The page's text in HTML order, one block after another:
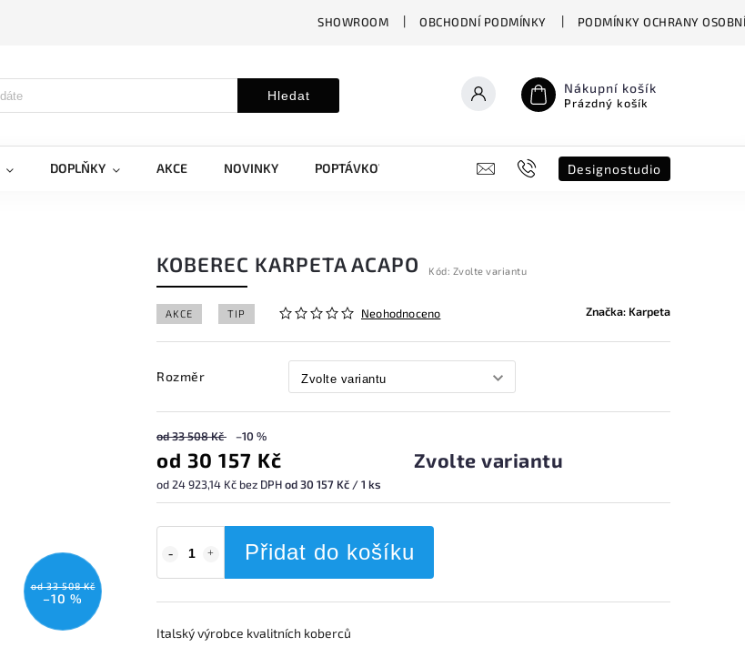
SHOWROOM OBCHODNÍ PODMÍNKY PODMÍNKY OCHRANY
Hledat Nákupní košík
Prázdný košík
DOPLŇKY AKCE NOVINKY POPTÁVKOVÝ FORMULÁŘ B2B SHOWROOM
Designostudio
od 33 508 Kč
–10 %
KOBEREC KARPETA ACAPO Kód: Zvolte variantu
AKCE TIP Neohodnoceno Značka: Karpeta
Rozměr
od 33 508 Kč –10 %
od 30 157 Kč
od24 923,14 Kč bez DPHod 30 157 Kč / 1 ks
Zvolte variantu
Přidat do košíku
Italský výrobce kvalitních koberců